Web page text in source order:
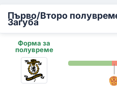
Първо/Второ
Загуба
Форма за
полувреме